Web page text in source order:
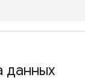
данных